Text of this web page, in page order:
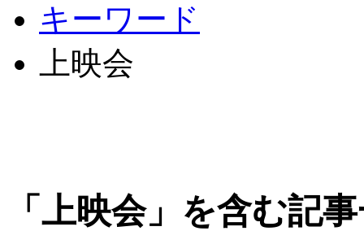
キーワード
上映会
「上映会」を含む記